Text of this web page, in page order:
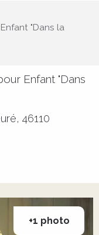
"Dans la
Enfant "Dans
46110
+1 photo